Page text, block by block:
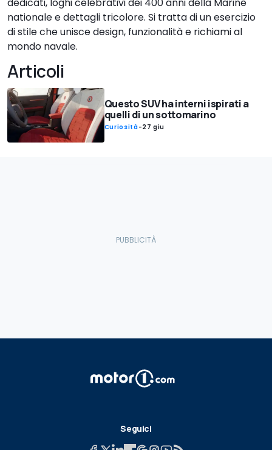
dedicati, loghi celebrativi dei 400 anni della Marine
nationale e dettagli tricolore. Si tratta di un esercizio
di stile che unisce design, funzionalità e richiami al
mondo navale.
Articoli
Questo SUV ha interni ispirati a
quelli di un sottomarino
Curiosità-27 giu
Seguici